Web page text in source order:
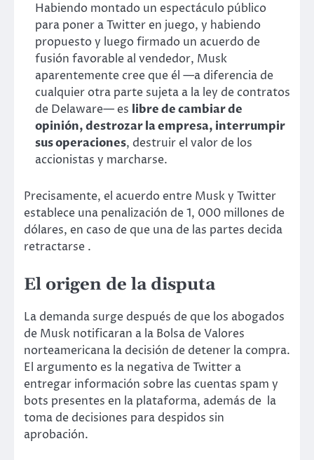
Habiendo montado un espectáculo público
para poner a Twitter en juego, y habiendo
propuesto y luego firmado un acuerdo de
fusión favorable al vendedor, Musk
aparentemente cree que él —a diferencia de
cualquier otra parte sujeta a la ley de contratos
de Delaware— es libre de cambiar de
opinión, destrozar la empresa, interrumpir
sus operaciones, destruir el valor de los
accionistas y marcharse.
Precisamente, el acuerdo entre Musk y Twitter
establece una penalización de 1, 000 millones de
dólares, en caso de que una de las partes decida
retractarse .
El origen de la disputa
La demanda surge después de que los abogados
de Musk notificaran a la Bolsa de Valores
norteamericana la decisión de detener la compra.
El argumento es la negativa de Twitter a
entregar información sobre las cuentas spam y
bots presentes en la plataforma, además de la
toma de decisiones para despidos sin
aprobación.